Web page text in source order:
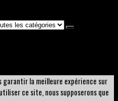
garantir la meilleure expérience sur
ce site, nous supposerons que